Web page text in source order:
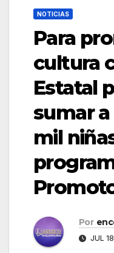
NOTICIAS
Para
cultura
Estatal
sumar
mil
Por
JUL